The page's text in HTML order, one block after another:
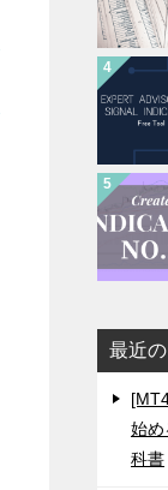
最近
始め
科書